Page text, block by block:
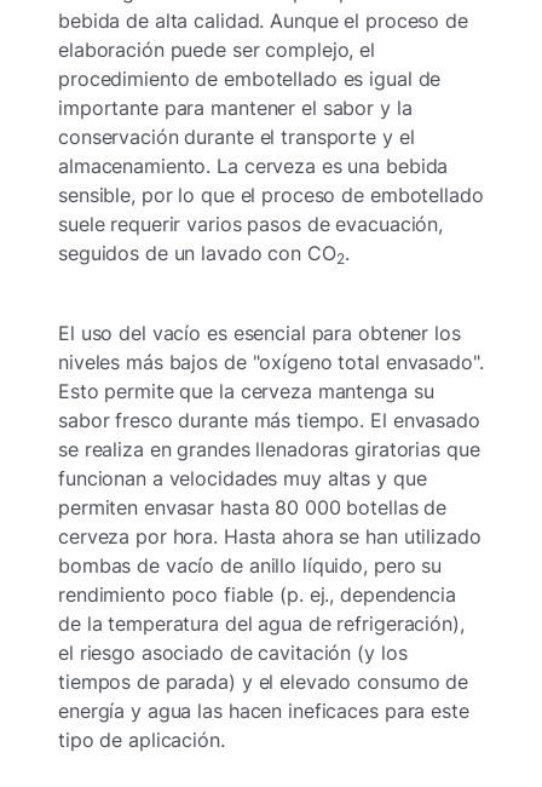
bebida de alta calidad. Aunque el proceso de
elaboración puede ser complejo, el
procedimiento de embotellado es igual de
importante para mantener el sabor y la
conservación durante el transporte y el
almacenamiento. La cerveza es una bebida
sensible, por lo que el proceso de embotellado
suele requerir varios pasos de evacuación,
seguidos de un lavado con CO2.
El uso del vacío es esencial para obtener los
niveles más bajos de "oxígeno total envasado".
Esto permite que la cerveza mantenga su
sabor fresco durante más tiempo. El envasado
se realiza en grandes llenadoras giratorias que
funcionan a velocidades muy altas y que
permiten envasar hasta 80 000 botellas de
cerveza por hora. Hasta ahora se han utilizado
bombas de vacío de anillo líquido, pero su
rendimiento poco fiable (p. ej., dependencia
de la temperatura del agua de refrigeración),
el riesgo asociado de cavitación (y los
tiempos de parada) y el elevado consumo de
energía y agua las hacen ineficaces para este
tipo de aplicación.